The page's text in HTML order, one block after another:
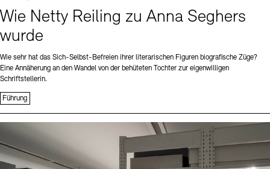
Wie Netty Reiling zu Anna Seghers
wurde
Wie sehr hat das Sich-Selbst-Befreien ihrer literarischen Figuren biografische Züge?
Eine Annäherung an den Wandel von der behüteten Tochter zur eigenwilligen
Schriftstellerin.
Führung